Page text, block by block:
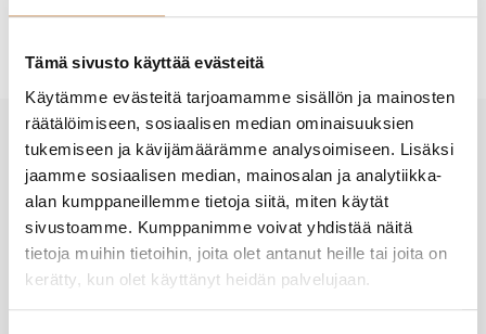
Tämä sivusto käyttää evästeitä
Käytämme evästeitä tarjoamamme sisällön ja mainosten
räätälöimiseen, sosiaalisen median ominaisuuksien
tukemiseen ja kävijämäärämme analysoimiseen. Lisäksi
jaamme sosiaalisen median, mainosalan ja analytiikka-
alan kumppaneillemme tietoja siitä, miten käytät
sivustoamme. Kumppanimme voivat yhdistää näitä
tietoja muihin tietoihin, joita olet antanut heille tai joita on
kerätty, kun olet käyttänyt heidän palvelujaan.
Hoito-ohjeet
- Tuotteesta ei ole vielä arvosteluja -
New content loaded